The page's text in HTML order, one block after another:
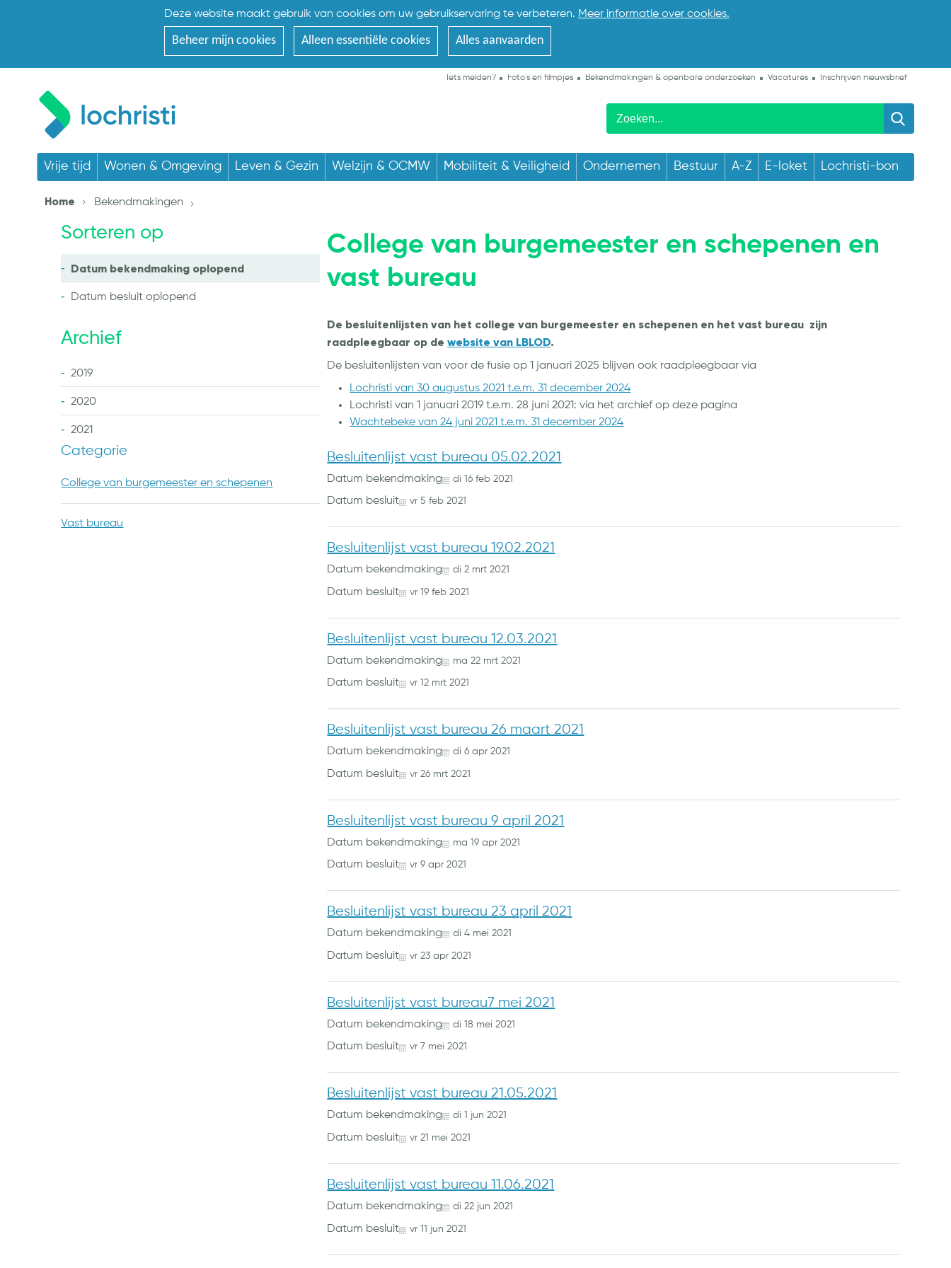
Deze website maakt gebruik van cookies om uw gebruikservaring te verbeteren. Meer informatie over cookies.
Beheer mijn cookies Alleen essentiële cookies Alles aanvaarden
Iets melden? Foto's en filmpjes Bekendmakingen & openbare onderzoeken Vacatures Inschrijven nieuwsbrief
Vrije tijd Wonen & Omgeving Leven & Gezin Welzijn & OCMW Mobiliteit & Veiligheid Ondernemen Bestuur A-Z E-loket Lochristi-bon
Home Bekendmakingen
College van burgemeester en schepenen en
vast bureau
De besluitenlijsten van het college van burgemeester en schepenen en het vast bureau zijn
raadpleegbaar op dewebsite van LBLOD.
De besluitenlijsten van voor de fusie op 1 januari 2025 blijven ook raadpleegbaar via
Lochristi van 30 augustus 2021 t.e.m. 31 december 2024
Lochristi van 1 januari 2019 t.e.m. 28 juni 2021: via het archief op deze pagina
Wachtebeke van 24 juni 2021 t.e.m. 31 december 2024
Besluitenlijst vast bureau 05.02.2021
Datum bekendmaking di 16feb 2021
Datum besluit vr 5feb 2021
Besluitenlijst vast bureau 19.02.2021
Datum bekendmaking di 2 mrt 2021
Datum besluit vr 19feb 2021
Besluitenlijst vast bureau 12.03.2021
Datum bekendmaking ma 22 mrt 2021
Datum besluit vr 12 mrt 2021
Besluitenlijst vast bureau 26 maart 2021
Datum bekendmaking di 6apr 2021
Datum besluit vr 26 mrt 2021
Besluitenlijst vast bureau 9 april 2021
Datum bekendmaking ma 19apr 2021
Datum besluit vr 9apr 2021
Besluitenlijst vast bureau 23 april 2021
Datum bekendmaking di 4 mei 2021
Datum besluit vr 23apr 2021
Besluitenlijst vast bureau7 mei 2021
Datum bekendmaking di 18 mei 2021
Datum besluit vr 7 mei 2021
Besluitenlijst vast bureau 21.05.2021
Datum bekendmaking di jun 2021
Datum besluit vr 21 mei 2021
Besluitenlijst vast bureau 11.06.2021
Datum bekendmaking di 22 jun 2021
Datum besluit vr 11 jun 2021
Sorteren op
Datum bekendmaking oplopend
Datum besluitoplopend
Archief
2019
2020
2021
Categorie
College van burgemeester en schepenen
Vast bureau